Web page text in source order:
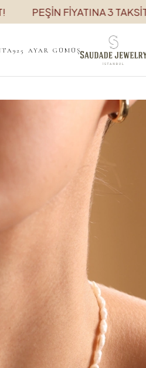
FİYATINA 3 TAKSİT!
925 AYAR GÜMÜŞ